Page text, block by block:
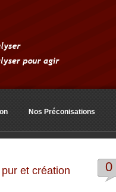
Nos Préconisations
0
et création